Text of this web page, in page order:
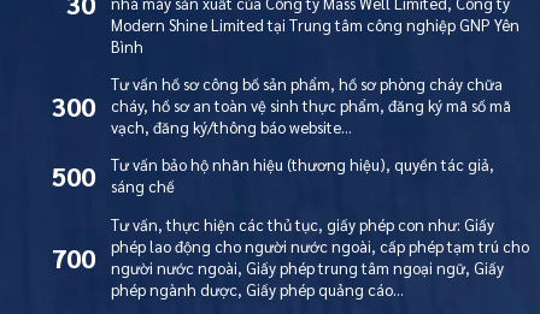
Modern Shine Limited tại Trung tâm công nghiệp GNP Yên
Bình
300
Tư vấn hồ sơ công bố sản phẩm, hồ sơ phòng cháy chữa
cháy, hồ sơ an toàn vệ sinh thực phẩm, đăng ký mã số mã
vạch, đăng ký/thông báo website…
500
Tư vấn bảo hộ nhãn hiệu (thương hiệu), quyền tác giả,
sáng chế
700
Tư vấn, thực hiện các thủ tục, giấy phép con như: Giấy
phép lao động cho người nước ngoài, cấp phép tạm trú cho
người nước ngoài, Giấy phép trung tâm ngoại ngữ, Giấy
phép ngành dược, Giấy phép quảng cáo…